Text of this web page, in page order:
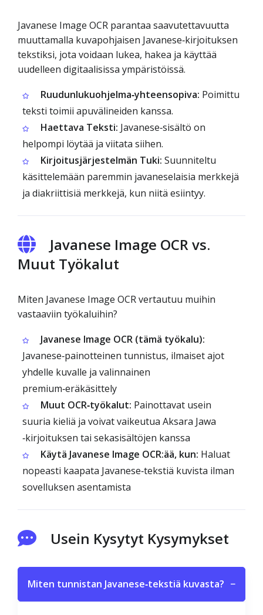
Javanese Image OCR parantaa saavutettavuutta
muuttamalla kuvapohjaisen Javanese‑kirjoituksen
tekstiksi, jota voidaan lukea, hakea ja käyttää
uudelleen digitaalisissa ympäristöissä.
Ruudunlukuohjelma‑yhteensopiva: Poimittu
teksti toimii apuvälineiden kanssa.
Haettava Teksti: Javanese‑sisältö on
helpompi löytää ja viitata siihen.
Kirjoitusjärjestelmän Tuki: Suunniteltu
käsittelemään paremmin javaneselaisia merkkejä
ja diakriittisiä merkkejä, kun niitä esiintyy.
Javanese Image OCR vs.
Muut Työkalut
Miten Javanese Image OCR vertautuu muihin
vastaaviin työkaluihin?
Javanese Image OCR (tämä työkalu):
Javanese‑painotteinen tunnistus, ilmaiset ajot
yhdelle kuvalle ja valinnainen
premium‑eräkäsittely
Muut OCR‑työkalut: Painottavat usein
suuria kieliä ja voivat vaikeutua Aksara Jawa
‑kirjoituksen tai sekasisältöjen kanssa
Käytä Javanese Image OCR:ää, kun: Haluat
nopeasti kaapata Javanese‑tekstiä kuvista ilman
sovelluksen asentamista
Usein Kysytyt Kysymykset
Miten tunnistan Javanese‑tekstiä kuvasta? −